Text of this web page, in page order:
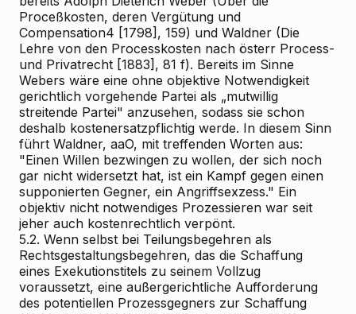
Proceßkosten, deren Vergütung und
Compensation4 [1798], 159) und Waldner (Die
Lehre von den Processkosten nach österr Process-
und Privatrecht [1883], 81 f). Bereits im Sinne
Webers wäre eine ohne objektive Notwendigkeit
gerichtlich vorgehende Partei als „mutwillig
streitende Partei" anzusehen, sodass sie schon
deshalb kostenersatzpflichtig werde. In diesem Sinn
führt Waldner, aaO, mit treffenden Worten aus:
"Einen Willen bezwingen zu wollen, der sich noch
gar nicht widersetzt hat, ist ein Kampf gegen einen
supponierten Gegner, ein Angriffsexzess." Ein
objektiv nicht notwendiges Prozessieren war seit
jeher auch kostenrechtlich verpönt.
5.2. Wenn selbst bei Teilungsbegehren als
Rechtsgestaltungsbegehren, das die Schaffung
eines Exekutionstitels zu seinem Vollzug
voraussetzt, eine außergerichtliche Aufforderung
des potentiellen Prozessgegners zur Schaffung